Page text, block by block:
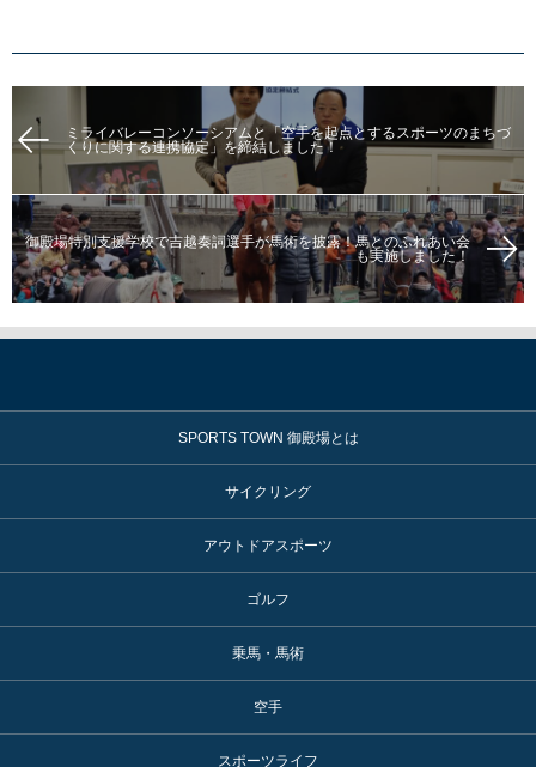
ミライバレーコンソーシアムと「空手を起点とするスポーツのまちづ
くりに関する連携協定」を締結しました！
御殿場特別支援学校で吉越奏詞選手が馬術を披露！馬とのふれあい会
も実施しました！
SPORTS TOWN 御殿場とは
サイクリング
アウトドアスポーツ
ゴルフ
乗馬・馬術
空手
スポーツライフ